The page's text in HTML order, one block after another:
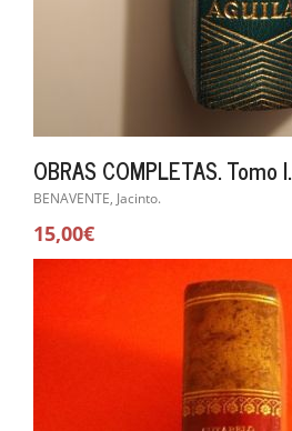
OBRAS COMPLETAS. Tomo I.
BENAVENTE, Jacinto.
15,00€